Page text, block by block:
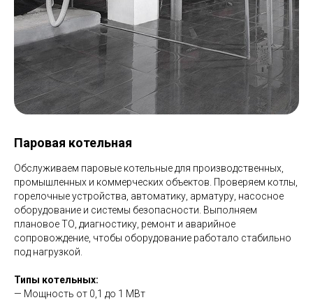
Паровая котельная
Обслуживаем паровые котельные для производственных,
промышленных и коммерческих объектов. Проверяем котлы,
горелочные устройства, автоматику, арматуру, насосное
оборудование и системы безопасности. Выполняем
плановое ТО, диагностику, ремонт и аварийное
сопровождение, чтобы оборудование работало стабильно
под нагрузкой.
Типы котельных:
— Мощность от 0,1 до 1 МВт